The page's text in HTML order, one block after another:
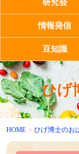
研究会
情報発信
豆知識
ひげ
HOME >ひげ博士のお